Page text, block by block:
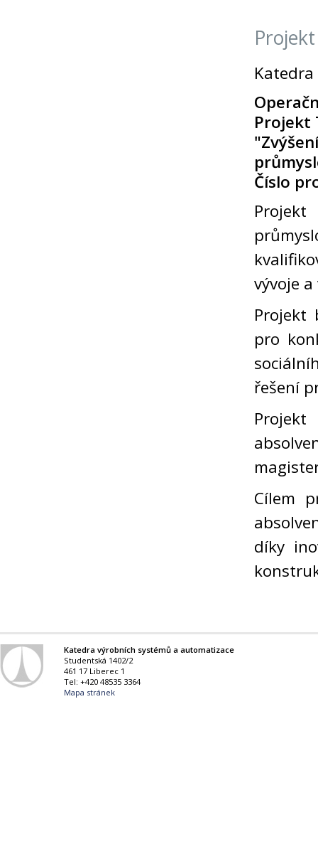
Projekt
Číslo
vývoje
Projekt
pro
řešení
Projekt
Cílem
díky
Katedra výrobních systémů a automatizace
Studentská 1402/2
461 17 Liberec 1
Tel: +420 48535 3364
Mapa stránek